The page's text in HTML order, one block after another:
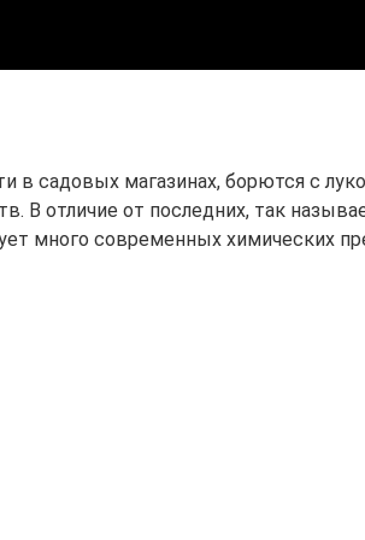
в садовых магазинах, борются с
В отличие от последних, так
много современных химических